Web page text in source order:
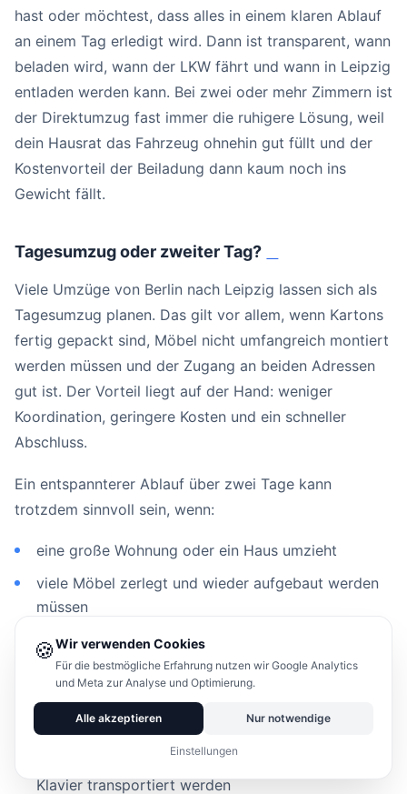
hast oder möchtest, dass alles in einem klaren Ablauf
an einem Tag erledigt wird. Dann ist transparent, wann
beladen wird, wann der LKW fährt und wann in Leipzig
entladen werden kann. Bei zwei oder mehr Zimmern ist
der Direktumzug fast immer die ruhigere Lösung, weil
dein Hausrat das Fahrzeug ohnehin gut füllt und der
Kostenvorteil der Beiladung dann kaum noch ins
Gewicht fällt.
Tagesumzug oder zweiter Tag?
Viele Umzüge von Berlin nach Leipzig lassen sich als
Tagesumzug planen. Das gilt vor allem, wenn Kartons
fertig gepackt sind, Möbel nicht umfangreich montiert
werden müssen und der Zugang an beiden Adressen
gut ist. Der Vorteil liegt auf der Hand: weniger
Koordination, geringere Kosten und ein schneller
Abschluss.
Ein entspannterer Ablauf über zwei Tage kann
trotzdem sinnvoll sein, wenn:
eine große Wohnung oder ein Haus umzieht
viele Möbel zerlegt und wieder aufgebaut werden
müssen
in Berlin oder Leipzig lange Laufwege entstehen
ein Möbellift nötig ist
Schlüsselübergaben nur in engen Zeitfenstern
möglich sind
empfindliche oder schwere Gegenstände wie ein
Klavier transportiert werden
🍪Wir verwenden Cookies
Für die bestmögliche Erfahrung nutzen wir Google Analytics
und Meta zur Analyse und Optimierung.
Alle akzeptieren Nur notwendige
Einstellungen